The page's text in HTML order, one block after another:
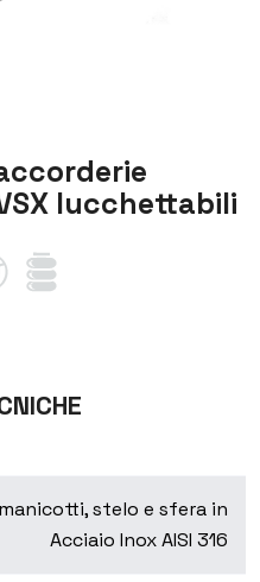
lucchettabili
stelo e sfera in
Acciaio Inox AISI 316